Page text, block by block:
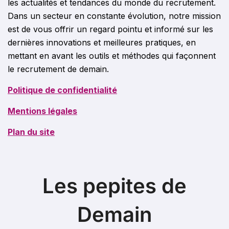
les actualités et tendances du monde du recrutement.
Dans un secteur en constante évolution, notre mission
est de vous offrir un regard pointu et informé sur les
dernières innovations et meilleures pratiques, en
mettant en avant les outils et méthodes qui façonnent
le recrutement de demain.
Politique de confidentialité
Mentions légales
Plan du site
Les pepites de
Demain